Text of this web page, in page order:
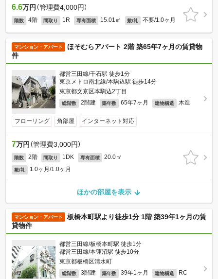
6.6万円 （管理費4,000円）
階数 4階 間取り 1R 専有面積 15.01㎡ 敷/礼 不要/1.0ヶ月
マンション・アパート
ほそむらアパート 2階 築65年7ヶ月の賃貸物
件
都営三田線/千石駅 徒歩1分
東京メトロ南北線/本駒込駅 徒歩14分
東京都文京区本駒込2丁目
総階数 2階建 築年数 65年7ヶ月 建物構造 木造
フローリング 角部屋 インターネット対応
7万円 （管理費3,000円）
階数 2階 間取り 1DK 専有面積 20.0㎡
敷/礼 1.0ヶ月/1.0ヶ月
ほかの部屋を表示
マンション・アパート
板橋本町駅より徒歩1分 1階 築39年1ヶ月の賃
貸物件
都営三田線/板橋本町駅 徒歩1分
都営三田線/本蓮沼駅 徒歩10分
東京都板橋区清水町
総階数 3階建 築年数 39年1ヶ月 建物構造 RC